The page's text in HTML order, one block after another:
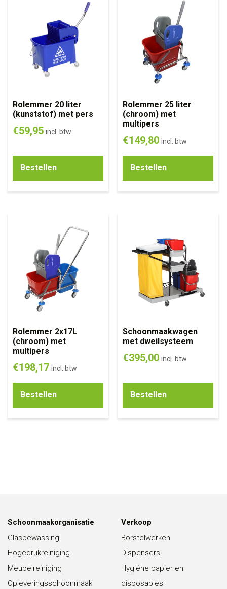
Rolemmer 20 liter
(kunststof) met pers
€59,95 incl. btw
Bestellen
Rolemmer 25 liter
(chroom) met
multipers
€149,80 incl. btw
Bestellen
Rolemmer 2x17L
(chroom) met
multipers
€198,17 incl. btw
Bestellen
Schoonmaakwagen
met dweilsysteem
€395,00 incl. btw
Bestellen
Schoonmaakorganisatie
Glasbewassing
Hogedrukreiniging
Meubelreiniging
Opleveringsschoonmaak
Verkoop
Borstelwerken
Dispensers
Hygiëne papier en
disposables